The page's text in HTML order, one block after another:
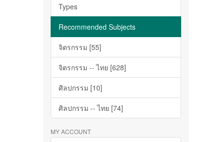
Types
Recommended Subjects
จิตรกรรม [55]
จิตรกรรม -- ไทย [628]
ศิลปกรรม [10]
ศิลปกรรม -- ไทย [74]
MY ACCOUNT